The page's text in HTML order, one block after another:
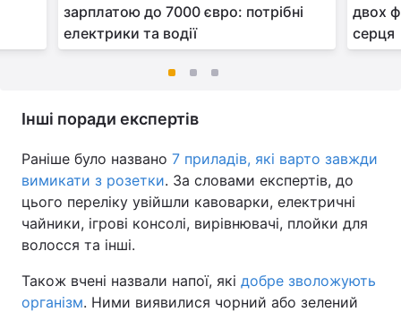
зарплатою до 7000 євро: потрібні
електрики та водії
двох
серця
Інші поради експертів
Раніше було названо 7 приладів, які варто завжди
вимикати з розетки. За словами експертів, до
цього переліку увійшли кавоварки, електричні
чайники, ігрові консолі, вирівнювачі, плойки для
волосся та інші.
Також вчені назвали напої, які добре зволожують
організм. Ними виявилися чорний або зелений